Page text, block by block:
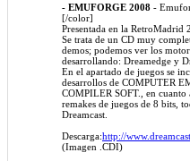
- EMUFORGE 2008 -
[/color]
Presentada en la
Se trata de un CD muy
demos; podemos ver los
desarrollando: Dreamedge y
En el apartado de juegos se
desarrollos de COMPUTER
COMPILER SOFT., en
remakes de juegos de 8 bits,
Dreamcast.
Descarga:http://
(Imagen .CDI)